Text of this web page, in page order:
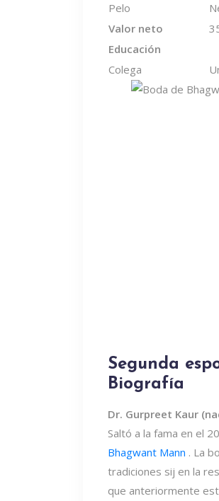
Pelo
Valor neto
Educación
Colega
Segunda
Biografía
Dr. Gurpreet Kaur
Saltó a la fama en el
Bhagwant Mann . La
tradiciones sij en la
que anteriormente